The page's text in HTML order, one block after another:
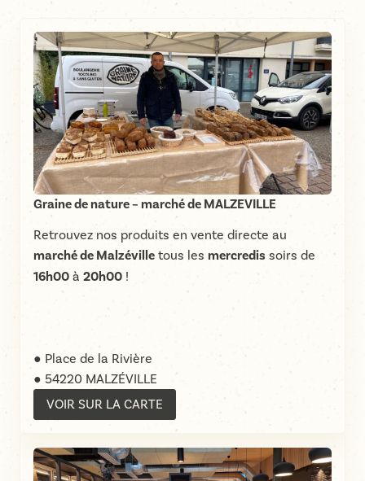
Graine de nature – marché de MALZEVILLE
Retrouvez nos produits en vente directe au
marché de Malzéville tous les mercredis soirs de
16h00 à 20h00 !
● Place de la Rivière
● 54220 MALZÉVILLE
VOIR SUR LA CARTE